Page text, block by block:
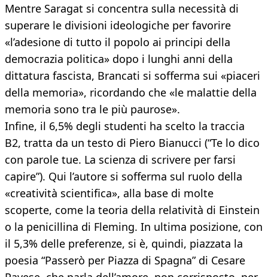
Mentre Saragat si concentra sulla necessità di
superare le divisioni ideologiche per favorire
«l’adesione di tutto il popolo ai principi della
democrazia politica» dopo i lunghi anni della
dittatura fascista, Brancati si sofferma sui «piaceri
della memoria», ricordando che «le malattie della
memoria sono tra le più paurose».
Infine, il 6,5% degli studenti ha scelto la traccia
B2, tratta da un testo di Piero Bianucci (“Te lo dico
con parole tue. La scienza di scrivere per farsi
capire”). Qui l’autore si sofferma sul ruolo della
«creatività scientifica», alla base di molte
scoperte, come la teoria della relatività di Einstein
o la penicillina di Fleming. In ultima posizione, con
il 5,3% delle preferenze, si è, quindi, piazzata la
poesia “Passerò per Piazza di Spagna” di Cesare